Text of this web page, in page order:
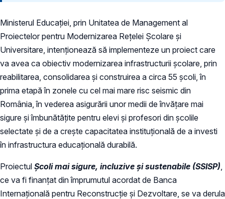
Ministerul Educației, prin Unitatea de Management al
Proiectelor pentru Modernizarea Rețelei Școlare și
Universitare, intenționează să implementeze un proiect care
va avea ca obiectiv modernizarea infrastructurii școlare, prin
reabilitarea, consolidarea și construirea a circa 55 școli, în
prima etapă în zonele cu cel mai mare risc seismic din
România, în vederea asigurării unor medii de învățare mai
sigure și îmbunătățite pentru elevi și profesori din școlile
selectate și de a crește capacitatea instituțională de a investi
în infrastructura educațională durabilă.
Proiectul Școli mai sigure, incluzive și sustenabile (SSISP)
ce va fi finanțat din împrumutul acordat de Banca
Internațională pentru Reconstrucție și Dezvoltare, se va derula